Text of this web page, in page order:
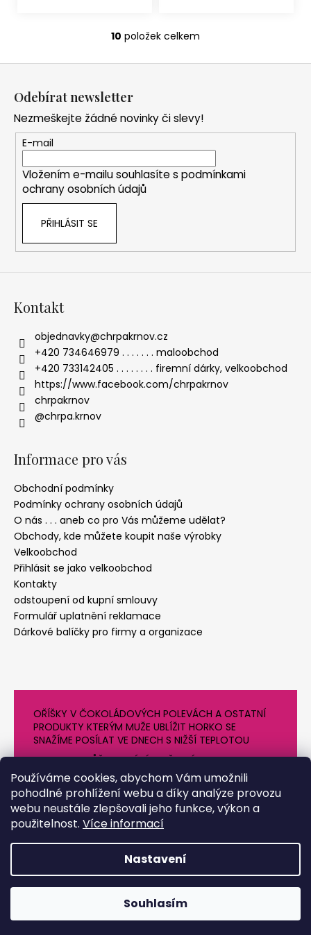
Používáme cookies, abychom Vám umožnili
pohodlné prohlížení webu a díky analýze provozu
webu neustále zlepšovali jeho funkce, výkon a
použitelnost. Více informací
Nastavení
Souhlasím
O
a
c
í
p
r
ý
p
10 položek celkem
Odebírat newsletter
Nezmeškejte žádné novinky či slevy!
E-mail
Vložením e-mailu souhlasíte s podmínkami
ochrany osobních údajů
PŘIHLÁSIT SE
Kontakt
objednavky@chrpakrnov.cz
+420 734646979 . . . . . . . maloobchod
+420 733142405 . . . . . . . . firemní dárky, velkoobchod
https://www.facebook.com/chrpakrnov
chrpakrnov
@chrpa.krnov
Informace pro vás
Obchodní podmínky
Podmínky ochrany osobních údajů
O nás . . . aneb co pro Vás můžeme udělat?
Obchody, kde můžete koupit naše výrobky
Velkoobchod
Přihlásit se jako velkoobchod
Kontakty
odstoupení od kupní smlouvy
Formulář uplatnění reklamace
Dárkové balíčky pro firmy a organizace
OŘÍŠKY V ČOKOLÁDOVÝCH POLEVÁCH A OSTATNÍ
PRODUKTY KTERÝM MUŽE UBLÍŽIT HORKO SE
SNAŽÍME POSÍLAT VE DNECH S NIŽŠÍ TEPLOTOU
PROTO SE MŮŽE DODÁNÍ O NĚJAKÝ DEN OPOZDIT.
DĚKUJEME ZA POCHOPENÍ
Chrpa Krnov. Všechna práva vyhrazena.